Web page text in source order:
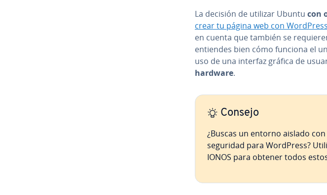
La decisión de utilizar Ubuntu con
crear tu página web con WordPress
en cuenta que también se
entiendes bien cómo funciona el
uso de una interfaz gráfica de
hardware.
Consejo
¿Buscas un entorno aislado
seguridad para WordPress?
IONOS para obtener todos